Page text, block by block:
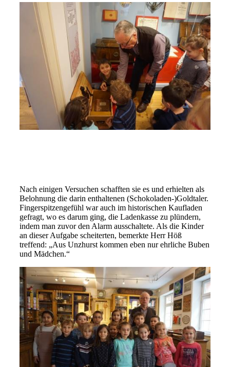
Nach einigen Versuchen schafften sie es und erhielten als
Belohnung die darin enthaltenen (Schokoladen-)Goldtaler.
Fingerspitzengefühl war auch im historischen Kaufladen
gefragt, wo es darum ging, die Ladenkasse zu plündern,
indem man zuvor den Alarm ausschaltete. Als die Kinder
an dieser Aufgabe scheiterten, bemerkte Herr Höß
treffend: „Aus Unzhurst kommen eben nur ehrliche Buben
und Mädchen.“